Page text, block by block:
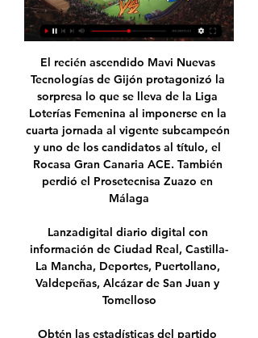
El recién ascendido Mavi Nuevas Tecnologías de Gijón protagonizó la sorpresa lo que se lleva de la Liga Loterías Femenina al imponerse en la cuarta jornada al vigente subcampeón y uno de los candidatos al título, el Rocasa Gran Canaria ACE. También perdió el Prosetecnisa Zuazo en Málaga

Lanzadigital diario digital con información de Ciudad Real, Castilla-La Mancha, Deportes, Puertollano, Valdepeñas, Alcázar de San Juan y Tomelloso

Obtén las estadísticas del partido Deportivo Pasto vs. Once Caldas Liga Águila 2019, Apertura. Obtén las estadísticas del partido Deportivo Pasto vs. Once Caldas Liga Águila 2019, Apertura. Ir a la navegación < > Menu ESPN. Resultados. Has llegado a la edición de Colombia.

Este miércoles 17 de octubre, la Selección Colombia de Voleibol en la rama femenina debutará contra su similar de Argentina, en el XXIV Sudamericano Femenino U20 Copa Herbalife, evento que otorgará dos cupos para el Mundial de la categoría que se disputará el próximo año.

Haz búsquedas en el mayor catálogo de libros completos del mundo. Mi colección. Editores Información Privacidad Términos Ayuda Información Privacidad Términos Ayuda

Ferro Carril Oeste vs Deportivo Merlo en VIVO. Compartir. La Nacional B que deseguro va a ser uno de los mas imporatantes importantes del dia, tiene jugadores muy buenos y con excelentes entrenadores, su fútbol levanta pasiones y agrupa multitudes en cada partido que juegan,.

PSM Diseño y Comunicación - 33690 Llanera - Ha calificado 5 según 4 opiniones "Gran profesional" Ir a.. Ya estamos en modo producción. Diseños personalizados. Calidad garantizada. Impresión textil directa. 21. 4. Ver todos.

Celta de Vigo resultados, partidos y estadísticas Cuando comience el partido, podrás seguir el Celta de Vigo vs Real Sociedad marcador en directo , los resultados en directo actualizados minuto a minuto y las ...

Transmisión de la candidiasis. Actualizado martes 14/04/2009 18:55 (CET) PREGUNTA.- Me gustaría saber si es posible que la candidiasis se transmita a través de la práctica del sexo oral. RESPUESTA.- La candidiasis es una infección producida por el 'sobrecrecimiento' del hongo candida albicans en las mucosas.

Medellin, Colombia, La Liga Postobon 2013-II. La decima tercera fecha de la Liga Postobon Finalizacion del Fútbol Profesional Colombiano, continua este Miércoles, 02 de octubre del 2013, con este partido en donde se desarrolla el Clásico paisa que enfrenta a Independiente Medellín que oficia de local y recibe a Atlético Nacional.

Millonarios recibe este sábado, en el juego válido por la fecha 11 de la Liga Águila, al líder Once Caldas, a partir de las 7:45 PM. en el estadio El Campín. El cuadro embajador, dirigido por el argentino Miguel Ángel Russo, buscará ante los pupilos de Hubert Bodhert, conseguir su primera

Canales de TV en América Central - Mire Online en su iPhone, iPad, iPod Touch, Android, Blackberry y otros teléfonos móviles de aplicaciones habilitadas. Póngase en contacto con nosotros vía el Contáctenos a continuación si usted está interesado en estas aplicaciones.

Este jueves 25 de abril de 2019 los Pericos de Puebla enfrentarán a los Tigres de Quintana Roo en el tercer juego de la serie en el estadio Beto Ávila a las 20:00 horas con el duelo probable entre los lanzadores Jorge Luis Castillo por los locales y Travis Banwart por los visitantes.. Guerreros de Oaxaca vs Piratas de Campeche LMB 2019.

Atlético de Madrid - Real Sociedad juegan este martes 1 de marzo a las 21 horas y en España se puede ver el partido en directo por Canal + Liga. Aquí puedes seguir la narración minuto a minuto en directo online del Atlético de Madrid - Real Sociedad: goles, mejores jugadas e incidencias

Envigado recibió en el estadio Polideportivo Sur, de Envigado, a Deportes Tolima, en juego que terminó con victoria 2-1 para los dirigidos por Eduardo Lara. Las acciones del partido, en su primera parte, nos dejaron un duelo parejo entre dos equipos que lograron neutralizar la propuesta ofensiva

Donde Ver Real Sociedad Hoy vs Celta de Vigo hace 1 día — ⚽ ¿Donde televisan la Real Sociedad hoy? El partido se podrá seguir en vivo y en directo en España por Movistar LaLiga TV (Para ...

Fariña esq. Tacuary, Asunción, Paraguay +595 21 440 578; info@todocostura.com.py; Lun. a Vie 08 a 17:45 hs. - Sáb. 08 a 12:15 hs. Inicio; Nosotros; Productos . Máquinas de coser. Inicio Catálogo de productos Repuestos RESISTENCIA STIROLUX RESISTENCIA SUPLEMENTARIA DE …

Promoción válida para la República Argentina para nuevas suscripciones a DIRECTV Oro HD que se efectúen con tarjetas de crédito NARANJA, del 01/11/19 al 30/11/2019 inclusive o hasta agotar el cupo de 1000 suscripciones, lo que ocurra primero.

Real Sociedad y Eibar protagonizan un duelo vasco en el que ambos equipos quieren sacar la cabeza de la zona media de la tabla. Aunque las opciones de Europa son complicadas para ambos, ambos se agarran a que este puede ser el partido que acabe por determinar su candidatura a …

Unión fue su próximo rival y los de Gorosito la pasaron mal en casa. El Tatengue se puso 2-0 y otra vez el Chino, con un potente derechazo, descontó y le dio vida a su equipo. En la revancha en el 15 de abril, Tigre recibió un baldazo de agua fría porque a los 4' Cuadra puso en ventaja al local.

Once Caldas vs Tolima en vivo 8 de septiembre Once Caldas vs Deportes Tolima en vivo.. Un partido clave para Tolima ya que si consigue la victoria sumaria 10 unidades e igualaría a los equipos de Pasto(9) y Nacional(8).

Los mejores VIDEOS DE TRAVESTIS, SHEMALE y TRANSEXUALES Disfruta de los mejores vídeos de porno XXX Gratis de calidad HD con Sexo TRANS. VENTE!

El cuadro ‘churre´ buscará hacer respetar su condición de local, mientras que Cultural Santa Rosa intentará sumar puntos como visitante. Los Caimanes vs. D. Coopsol (1:00 pm). Atlético Grau visita a Sport Loreto en el estadio Aliardo Soria de Pucallpa.

Rodo ya había dirigido a Deportivo Riestra, Argentino de Merlo, Dock Sud y Real Pilar, de la Primera D; y a Argentino de Merlo y Liniers, de la Pimera C. Chicago, club en el que debutó como futbolista, es su primera experiencia en la Primera Nacional.

A continuación se propone la predicción para el partido de fútbol Deportivo Alavés - Huesca, válido para la liga/copa Primera Division (Liga BBVA), jugado en el 11/11/2018 día. Mira las probabilidades de Primera Division (Liga BBVA). Vota por tus predicciones para ver lo que otros usuarios han votado.

El dia jueves 5 de mayo del 2016 (5/5/2016) en el Estadio Rogelio Livieres, jugaron River Plate (Asunción) y Deportivo Capiatá. El resultado final fue un empate con un marcador de 1 - 1, en un encuentro lleno de alternativas y oportunidades para ambos conjuntos, ambos equipos lucharon en el primer y segundo tiempo para llevarse el triunfo que.

Cortuluá vs América de Cali Justintv 23/06/2011 Ver en vivo de TV en Cortuluá vs América de Cali live tv online Justin tv en vivo de ESPN Gol TV TV1 esta noche en vivo. Ver en vivo de TV en Cortuluá vs América de Cali en vivo jugará el jueves, 23/06/2011 Inicio: 03:00 CET vivo 23/06/2011 Copa Colombia el Grupo E.

Científicos argentinos realizaron un descubrimiento mundial, clave para la soja 4 El mayor aporte histórico a la economía y otros récords del maíz en Córdoba 5 La piedra destrozó lotes de trigo en el centro de Córdoba. Agricultura Fertilizantes: el Senasa permitirá registrar compost elaborados con residuos urbanos.

Será a las 12.00 horas en el Cabildo con entrada libre y gratuita. Participarán Augusto Monk, María Elía y alumnos de la Escuela Municipal Yamahiria Árabe Libia, adelantando la Cantata que se realizará en octubre. Este miércoles en la #FLC2018 habrá un homenaje a Sebastián Monk junto al …

Toda la información del partido Def. Unidos vs Dep. Armenio en vivo de Primera C (11 Noviembre 2017): Resumen, Estadísticas, Alineación y Resultados - Besoccer. Don't miss the most important football matches while navigating as usual through the pages of your choice.

️ Celta Vigo vs Real Sociedad - en vivo ver partido online Celta Vigo vs Real Sociedad en vivo online, en directo y predicciones y Head to Head. Celta Vigo vs Real Sociedad. Publi.

Ciudad de México (lmb.com.mx) 7 de octubre.- El Comité de Selecciones Nacionales de Beisbol, integrado por la Federación Mexicana de Beisbol (Femebe), la Oficina de Presidencia para la Promoción y Desarrollo del Beisbol (PROBEIS), la Liga Mexicana de Beisbol (LMB) y la Liga Mexicana del Pacífico (LMP) anuncian el roster de México que.

Real Sociedad: marcadores en directo, resultados y partidos LaLiga EA Sports. Celta de Vigo. Real Sociedad. 20.01. 12:00. ESPAÑACopa del Rey. Celta de Vigo. Real Sociedad. 23.01. 12:30. ESPAÑALaLiga EA Sports. Real ...

Celta-Real Sociedad: En vivo y en directo online | LaLiga 16 oct 2022 — RESUMEN DEL PARTIDO. La Real Sociedad encadenó su séptima victoria consecutiva entre Liga y Europa League tras derrotar al Celta de Vigo, ...

Unay Emery aterrizó el pasado año en Londres con el difícil objetivo de suplir a Wenger y una firme premisa, volver a hacer del Arsenal ese conjunto temible por sus rivales y pelear por títulos. En la 18/19, los 'gunners' no llegaron a alcanzar en su plenitud la preciada regularidad en el

Los Pumas de la UNAM reciben a los Monarcas Morelia en la jornada 09 del Torneo Clausura 2015 (Liga Bancomer MX). Este partido lo podrán ver en vivo el domingo 08 de marzo a las 12 del mediodía Hora del Centro de México.

Sporting Cristal defenderá su condición de líder del Torneo Apertura de la Liga 1 frente a César Vallejo en tanto Alianza Lima tendrá como rival en la Fecha 5 a Deportivo Municipal. Los partidos serán transmitidos e n vivo por Gol Perú canal 714 HD de Movistar TV y online a través de la plataforma digital de Crónica Viva ( www.cronicaviva.com.pe ) donde los usuarios podrán seguir las.

ElitegolTvrenace para poder seguir en directo los partidos de fútbol, baloncesto y otros deportes. Fuerza Amarilla vs Delfín SC en Vivo este